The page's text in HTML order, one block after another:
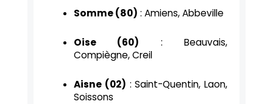
Somme (80) : Amiens, Abbeville
Oise (60) : Beauvais,
Compiègne, Creil
Aisne (02) : Saint-Quentin, Laon,
Soissons